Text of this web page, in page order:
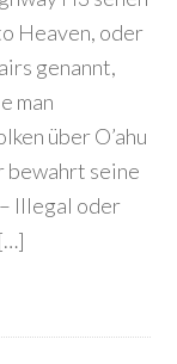
Heaven, oder
genannt,
man
über O’ahu
bewahrt seine
Illegal oder